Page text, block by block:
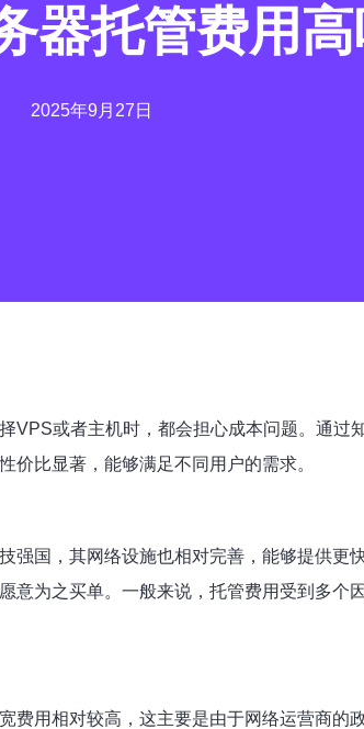
器托管费用
2025年9月27日
VPS或者主机时，都会担心成本问题。通
价比显著，能够满足不同用户的需求。
国，其网络设施也相对完善，能够提供更
为之买单。一般来说，托管费用受到多个
用相对较高，这主要是由于网络运营商的